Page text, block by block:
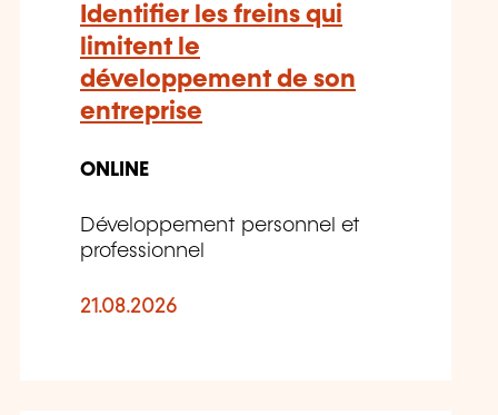
Identifier les freins qui
limitent le
développement de son
entreprise
ONLINE
Développement personnel et
professionnel
21.08.2026